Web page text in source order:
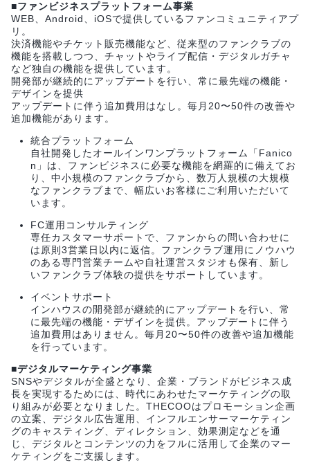
■ファンビジネスプラットフォーム事業
WEB、Android、iOSで提供しているファンコミュニティアプ
リ。
決済機能やチケット販売機能など、従来型のファンクラブの
機能を搭載しつつ、チャットやライブ配信・デジタルガチャ
など独自の機能を提供しています。
開発部が継続的にアップデートを行い、常に最先端の機能・
デザインを提供
アップデートに伴う追加費用はなし。毎月20〜50件の改善や
追加機能があります。
統合プラットフォーム
自社開発したオールインワンプラットフォーム「Fanico
n」は、ファンビジネスに必要な機能を網羅的に備えてお
り、中小規模のファンクラブから、数万人規模の大規模
なファンクラブまで、幅広いお客様にご利用いただいて
います。
FC運用コンサルティング
専任カスタマーサポートで、ファンからの問い合わせに
は原則3営業日以内に返信。ファンクラブ運用にノウハウ
のある専門営業チームや自社運営スタジオも保有、新し
いファンクラブ体験の提供をサポートしています。
イベントサポート
インハウスの開発部が継続的にアップデートを行い、常
に最先端の機能・デザインを提供。アップデートに伴う
追加費用はありません。毎月20〜50件の改善や追加機能
を行っています。
■デジタルマーケティング事業
SNSやデジタルが全盛となり、企業・ブランドがビジネス成
長を実現するためには、時代にあわせたマーケティングの取
り組みが必要となりました。THECOOはプロモーション企画
の立案、デジタル広告運用、インフルエンサーマーケティン
グのキャスティング、ディレクション、効果測定などを通
じ、デジタルとコンテンツの力をフルに活用して企業のマー
ケティングをご支援します。